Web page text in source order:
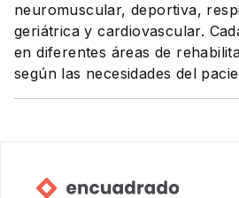
neuromuscular, deportiva,
geriátrica y cardiovascular.
en diferentes áreas de
según las necesidades del